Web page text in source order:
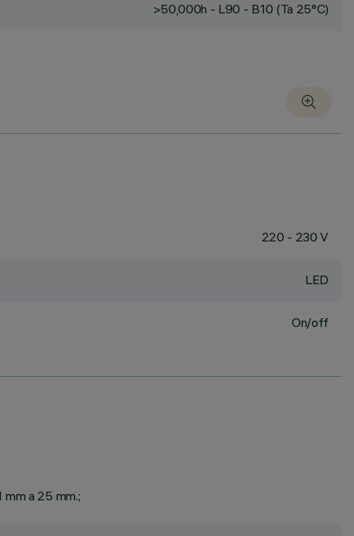
>50,000h - L90 - B10 (Ta 25°C)
220 - 230 V
LED
On/off
a 25 mm.;